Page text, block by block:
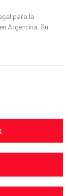
para la
Argentina. Su